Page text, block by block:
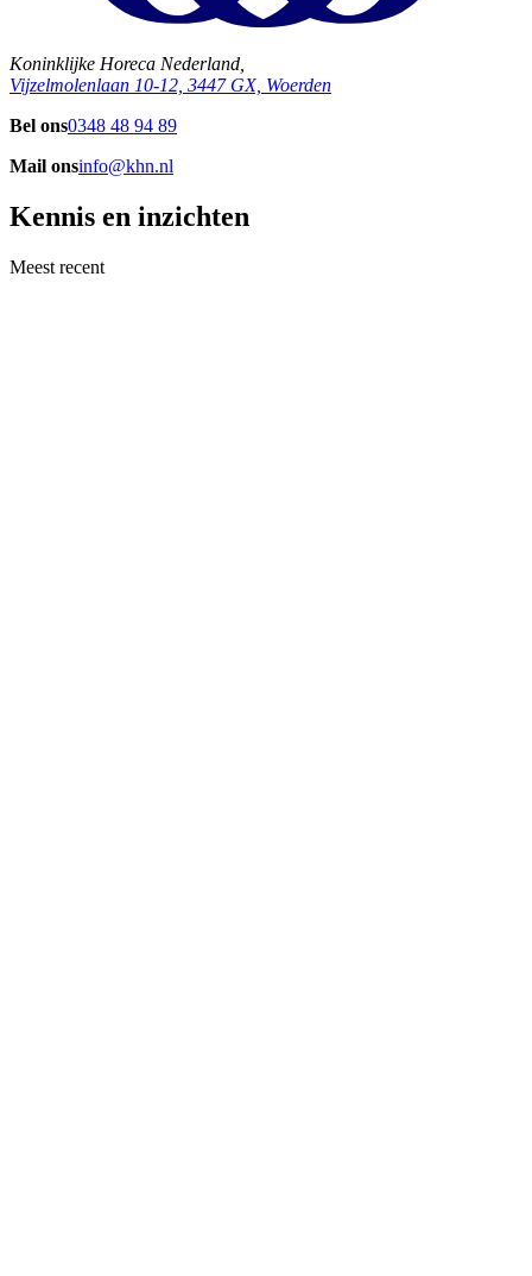
Koninklijke Horeca Nederland,
Vijzelmolenlaan 10-12, 3447 GX, Woerden
Bel ons0348 48 94 89
Mail onsinfo@khn.nl
Kennis en inzichten
Meest recent